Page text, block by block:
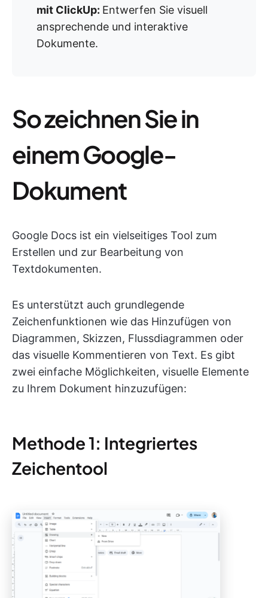
mit ClickUp: Entwerfen Sie visuell
ansprechende und interaktive
Dokumente.
So zeichnen Sie in
einem Google-
Dokument
Google Docs ist ein vielseitiges Tool zum
Erstellen und zur Bearbeitung von
Textdokumenten.
Es unterstützt auch grundlegende
Zeichenfunktionen wie das Hinzufügen von
Diagrammen, Skizzen, Flussdiagrammen oder
das visuelle Kommentieren von Text. Es gibt
zwei einfache Möglichkeiten, visuelle Elemente
zu Ihrem Dokument hinzuzufügen:
Methode 1: Integriertes
Zeichentool